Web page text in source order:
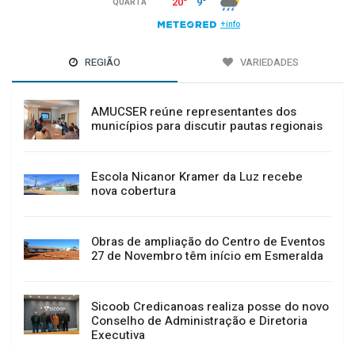
REGIÃO VARIEDADES
AMUCSER reúne representantes dos
municípios para discutir pautas regionais
Escola Nicanor Kramer da Luz recebe
nova cobertura
Obras de ampliação do Centro de Eventos
27 de Novembro têm início em Esmeralda
Sicoob Credicanoas realiza posse do novo
Conselho de Administração e Diretoria
Executiva